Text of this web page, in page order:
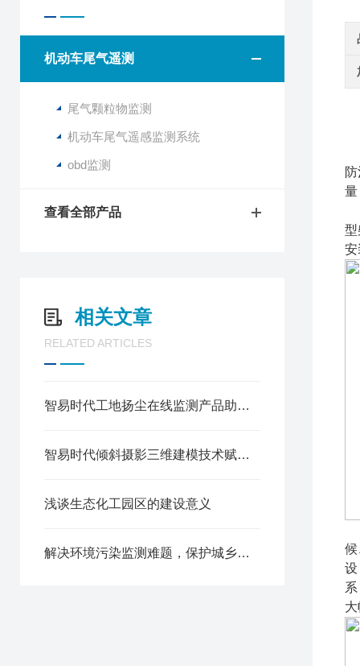
机动车尾气遥测
尾气颗粒物监测
机动车尾气遥感监测系统
obd监测
查看全部产品
相关文章
RELATED ARTICLES
智易时代工地扬尘在线监测产品助力蓝天守护
智易时代倾斜摄影三维建模技术赋能应急管理现代化
浅谈生态化工园区的建设意义
解决环境污染监测难题，保护城乡水质监测发展
量
型
安
候
设